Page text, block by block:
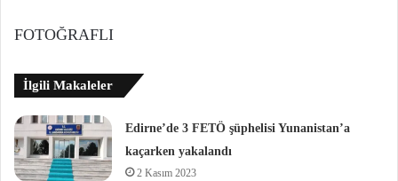
FOTOĞRAFLI
İlgili Makaleler
Edirne’de 3 FETÖ şüphelisi Yunanistan’a
kaçarken yakalandı
2 Kasım 2023